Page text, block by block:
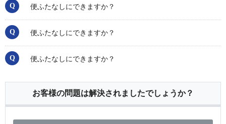
便ふたなしにできますか？
便ふたなしにできますか？
便ふたなしにできますか？
お客様の問題は解決されましたでしょうか？